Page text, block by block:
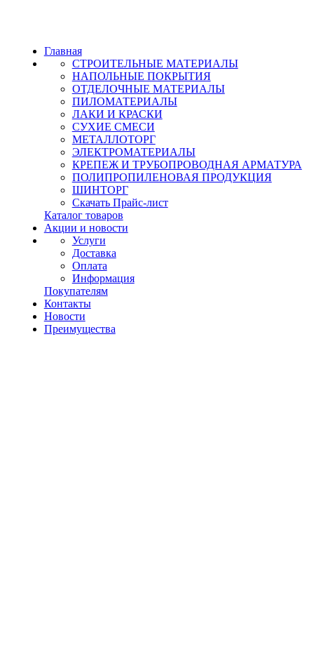
Главная
СТРОИТЕЛЬНЫЕ МАТЕРИАЛЫ
НАПОЛЬНЫЕ ПОКРЫТИЯ
ОТДЕЛОЧНЫЕ МАТЕРИАЛЫ
ПИЛОМАТЕРИАЛЫ
ЛАКИ И КРАСКИ
СУХИЕ СМЕСИ
МЕТАЛЛОТОРГ
ЭЛЕКТРОМАТЕРИАЛЫ
КРЕПЕЖ И ТРУБОПРОВОДНАЯ АРМАТУРА
ПОЛИПРОПИЛЕНОВАЯ ПРОДУКЦИЯ
ШИНТОРГ
Скачать Прайс-лист
Каталог товаров
Акции и новости
Услуги
Доставка
Оплата
Информация
Покупателям
Контакты
Новости
Преимущества